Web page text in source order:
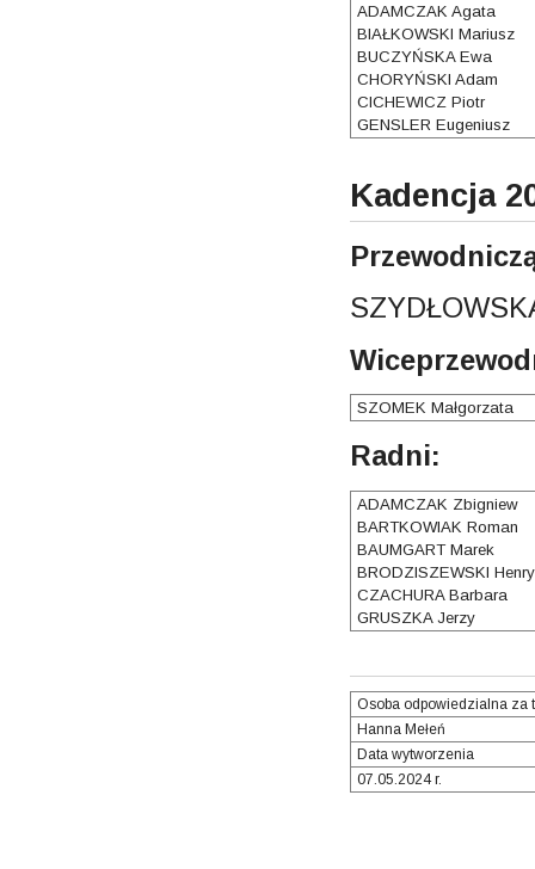
ADAMCZAK Agata
BIAŁKOWSKI Mariusz
BUCZYŃSKA Ewa
CHORYŃSKI Adam
CICHEWICZ Piotr
GENSLER Eugeniusz
Kadencja
SZOMEK Małgorzata
Radni:
ADAMCZAK Zbigniew
BARTKOWIAK Roman
BAUMGART Marek
BRODZISZEWSKI
CZACHURA Barbara
GRUSZKA Jerzy
Osoba odpowiedzialna za
Hanna Mełeń
Data wytworzenia
07.05.2024 r.